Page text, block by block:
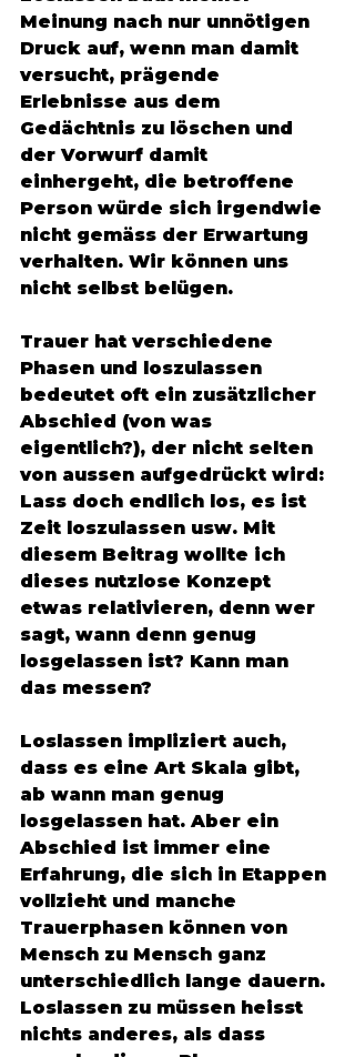
Meinung nach nur unnötigen
Druck auf, wenn man damit
versucht, prägende
Erlebnisse aus dem
Gedächtnis zu löschen und
der Vorwurf damit
einhergeht, die betroffene
Person würde sich irgendwie
nicht gemäss der Erwartung
verhalten. Wir können uns
nicht selbst belügen.
Trauer hat verschiedene
Phasen und loszulassen
bedeutet oft ein zusätzlicher
Abschied (von was
eigentlich?), der nicht selten
von aussen aufgedrückt wird:
Lass doch endlich los, es ist
Zeit loszulassen usw. Mit
diesem Beitrag wollte ich
dieses nutzlose Konzept
etwas relativieren, denn wer
sagt, wann denn genug
losgelassen ist? Kann man
das messen?
Loslassen impliziert auch,
dass es eine Art Skala gibt,
ab wann man genug
losgelassen hat. Aber ein
Abschied ist immer eine
Erfahrung, die sich in Etappen
vollzieht und manche
Trauerphasen können von
Mensch zu Mensch ganz
unterschiedlich lange dauern.
Loslassen zu müssen heisst
nichts anderes, als dass